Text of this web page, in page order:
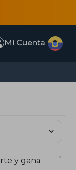
Mi Cuenta
y gana